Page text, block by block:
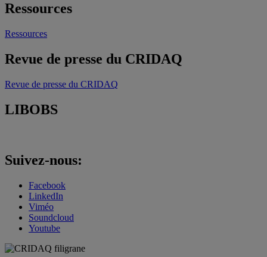
Ressources
Ressources
Revue de presse du CRIDAQ
Revue de presse du CRIDAQ
LIBOBS
Suivez-nous:
Facebook
LinkedIn
Viméo
Soundcloud
Youtube